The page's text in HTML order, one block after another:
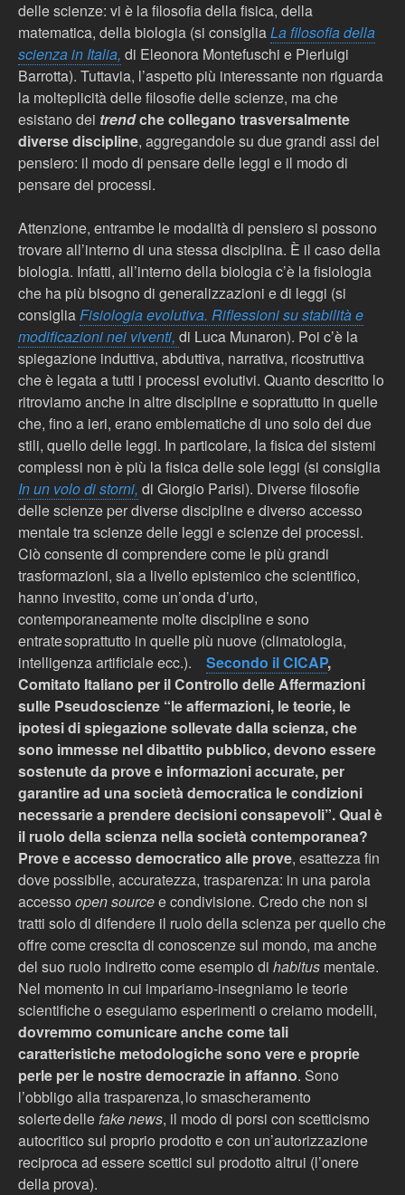
delle scienze: vi è la filosofia della fisica, della
matematica, della biologia (si consigliaLa filosofia della
scienza in Italia, di Eleonora Montefuschi e Pierluigi
Barrotta). Tuttavia, l’aspetto più interessante non riguarda
la molteplicità delle filosofie delle scienze, ma che
esistano dei trendche collegano trasversalmente
diverse discipline, aggregandole su due grandi assi del
pensiero: il modo di pensare delle leggi e il modo di
pensare dei processi.
Attenzione, entrambe le modalità di pensiero si possono
trovare all’interno di una stessa disciplina. È il caso della
biologia. Infatti, all’interno della biologia c’è la fisiologia
che ha più bisogno di generalizzazioni e di leggi (si
consigliaFisiologia evolutiva. Riflessioni su stabilità e
modificazioni nei viventi, di Luca Munaron). Poi c’è la
spiegazione induttiva, abduttiva, narrativa, ricostruttiva
che è legata a tutti i processi evolutivi. Quanto descritto lo
ritroviamo anche in altre discipline e soprattutto in quelle
che, fino a ieri, erano emblematiche di uno solo dei due
stili, quello delle leggi. In particolare, la fisica dei sistemi
complessi non è più la fisica delle sole leggi (si consiglia
In un volo di storni, di Giorgio Parisi). Diverse filosofie
delle scienze per diverse discipline e diverso accesso
mentale tra scienze delle leggi e scienze dei processi.
Ciò consente di comprendere come le più grandi
trasformazioni, sia a livello epistemico che scientifico,
hanno investito, come un’onda d’urto,
contemporaneamente molte discipline e sono
entrate soprattutto in quelle più nuove (climatologia,
intelligenza artificialeecc.). Secondo il CICAP,
Comitato Italiano per il Controllo delle Affermazioni
sulle Pseudoscienze “le affermazioni, le teorie, le
ipotesi di spiegazione sollevate dalla scienza, che
sono immesse nel dibattito pubblico, devono essere
sostenute da prove e informazioni accurate, per
garantire ad una società democratica le condizioni
necessarie a prendere decisioni consapevoli”. Qual è
il ruolo della scienza nella società contemporanea?
Prove e accesso democratico alle prove, esattezza fin
dove possibile, accuratezza, trasparenza: in una parola
accesso open sourcee condivisione. Credo che non si
tratti solo di difendere il ruolo della scienza per quello che
offre come crescita di conoscenze sul mondo, ma anche
del suo ruolo indiretto come esempio di habitus mentale.
Nel momento in cui impariamo-insegniamo le teorie
scientifiche o eseguiamo esperimenti o creiamo modelli,
dovremmo comunicare anche come tali
caratteristiche metodologiche sono vere e proprie
perle per le nostre democrazie in affanno. Sono
l’obbligo alla trasparenza, lo smascheramento
solerte dellefake news, il modo di porsi con scetticismo
autocritico sul proprio prodotto e con un’autorizzazione
reciproca ad essere scettici sul prodotto altrui (l’onere
della prova).